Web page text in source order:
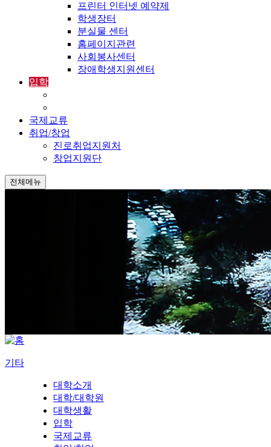
프린터 인터넷 예약제
학생장터
분실물 센터
홈페이지관련
사회봉사센터
장애학생지원센터
입학
국제교류
취업/창업
진로취업지원처
창업지원단
전체메뉴
기타
대학소개
대학/대학원
대학생활
입학
국제교류